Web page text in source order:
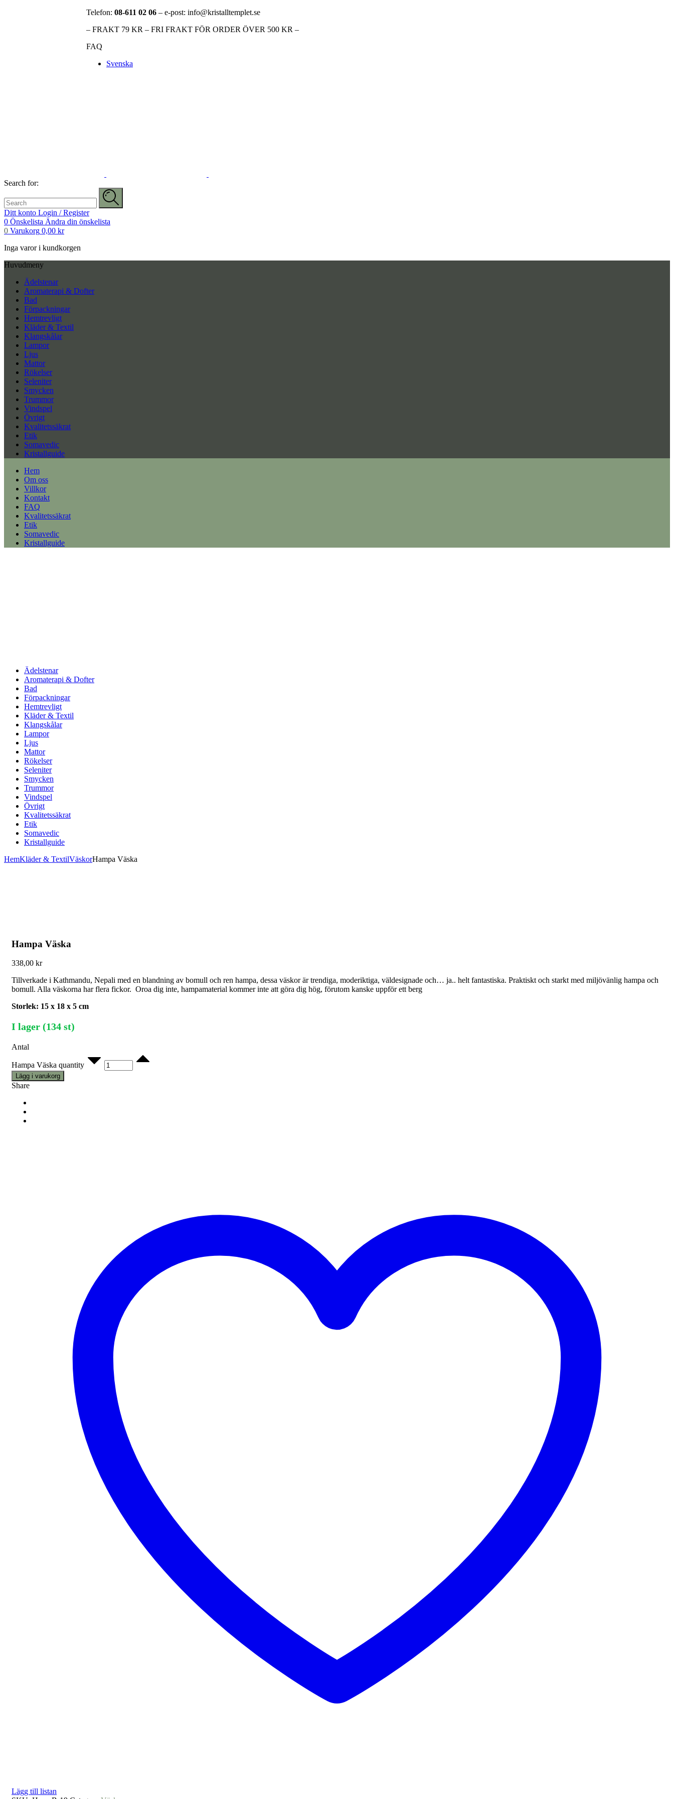
Telefon: 08-611 02 06 – e-post: info@kristalltemplet.se
– FRAKT 79 KR – FRI FRAKT FÖR ORDER ÖVER 500 KR –
FAQ
Svenska
Search for:
Ditt konto Login / Register
0 Önskelista Ändra din önskelista
0 Varukorg 0,00 kr
Inga varor i kundkorgen
Huvudmeny
Ädelstenar
Aromaterapi & Dofter
Bad
Förpackningar
Hemtrevligt
Kläder & Textil
Klangskålar
Lampor
Ljus
Mattor
Rökelser
Seleniter
Smycken
Trummor
Vindspel
Övrigt
Kvalitetssäkrat
Etik
Somavedic
Kristallguide
Hem
Om oss
Villkor
Kontakt
FAQ
Kvalitetssäkrat
Etik
Somavedic
Kristallguide
Ädelstenar
Aromaterapi & Dofter
Bad
Förpackningar
Hemtrevligt
Kläder & Textil
Klangskålar
Lampor
Ljus
Mattor
Rökelser
Seleniter
Smycken
Trummor
Vindspel
Övrigt
Kvalitetssäkrat
Etik
Somavedic
Kristallguide
HemKläder & TextilVäskorHampa Väska
Hampa Väska
338,00 kr
Tillverkade i Kathmandu, Nepali med en blandning av bomull och ren hampa, dessa väskor är trendiga, moderiktiga, väldesignade och… ja.. helt fantastiska. Praktiskt och starkt med miljövänlig hampa och
bomull. Alla väskorna har flera fickor. Oroa dig inte, hampamaterial kommer inte att göra dig hög, förutom kanske uppför ett berg
Storlek: 15 x 18 x 5 cm
I lager (134 st)
Antal
Hampa Väska quantity
Lägg i varukorg
Share
Lägg till listan